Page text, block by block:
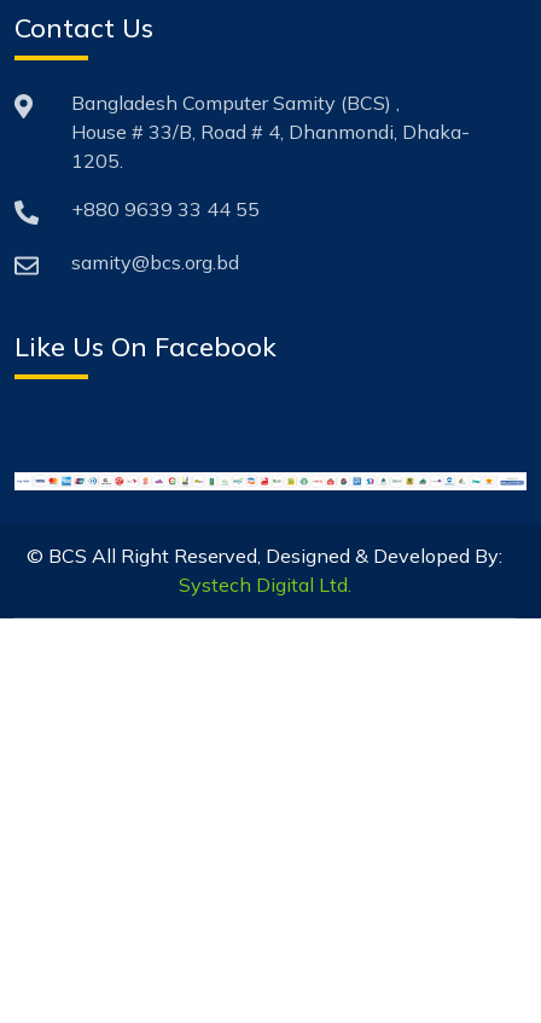
Contact Us
Bangladesh Computer Samity (BCS) ,
House # 33/B, Road # 4, Dhanmondi, Dhaka-
1205.
+880 9639 33 44 55
samity@bcs.org.bd
Like Us On Facebook
© BCS All Right Reserved, Designed & Developed By:
Systech Digital Ltd.